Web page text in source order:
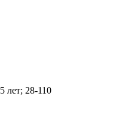
5 лет; 28-110